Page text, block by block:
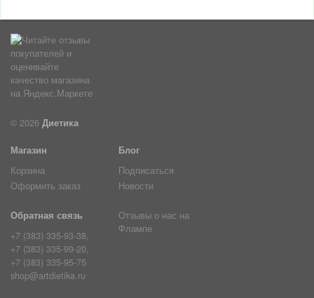
© 2026 Диетика
Магазин
Корзина
Оформить заказ
Блог
Подписаться
Новости
Обратная связь
+7 (383) 335-93-38,
+7 (383) 335-99-20,
+7 (383) 335-95-75
shop@artdietika.ru
Отзывы о нас на
Флампе